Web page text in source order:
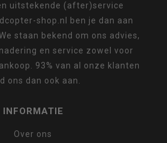
uitstekende (after)service
shop.nl ben je dan aan
staan bekend om ons advies,
en service zowel voor
93% van al onze klanten
ons dan ook aan.
INFORMATIE
Over ons